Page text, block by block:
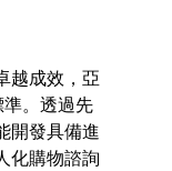
越成效，亞
。透過先
開發具備進
化購物諮詢